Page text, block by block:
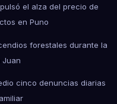
el alza del precio de
en Puno
forestales durante la
Juan
cinco denuncias diarias